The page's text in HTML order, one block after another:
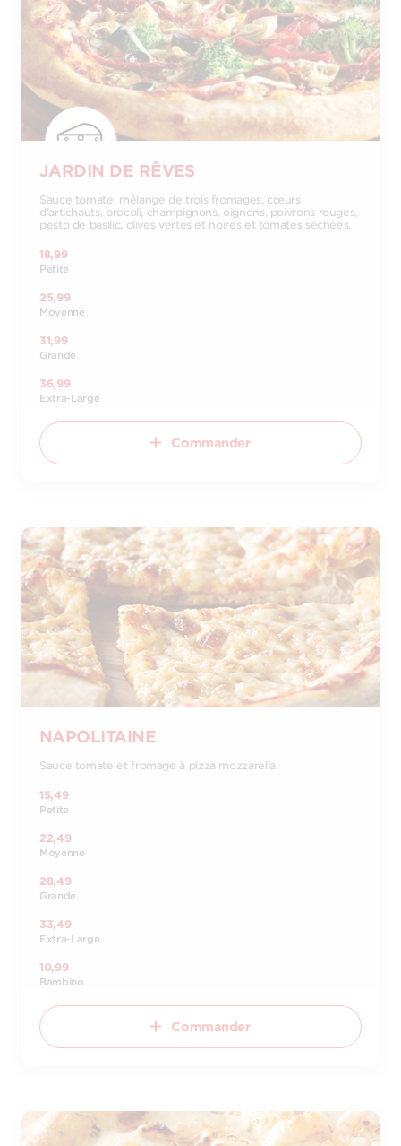
JARDIN DE RÊVES
Sauce tomate, mélange de trois fromages, cœurs
d’artichauts, brocoli, champignons, oignons, poivrons rouges,
pesto de basilic, olives vertes et noires et tomates séchées.
18,99
Petite
25,99
Moyenne
31,99
Grande
36,99
Extra-Large
Commander
NAPOLITAINE
Sauce tomate et fromage à pizza mozzarella.
15,49
Petite
22,49
Moyenne
28,49
Grande
33,49
Extra-Large
10,99
Bambino
Commander